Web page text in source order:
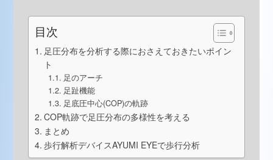
目次
足圧分布を分析する際におさえておきたいポイン
ト
足のアーチ
足趾機能
足底圧中心(COP)の軌跡
COP軌跡で足圧分布の多様性を考える
まとめ
歩行解析デバイスAYUMI EYEで歩行分析